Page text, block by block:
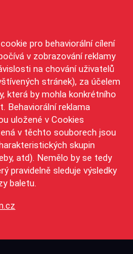
pro behaviorální cílení
v zobrazování reklamy
na chování uživatelů
stránek), za účelem
která by mohla konkrétního
Behaviorální reklama
uložené v Cookies
v těchto souborech jsou
skupin
atd). Nemělo by se tedy
pravidelně sleduje výsledky
baletu.